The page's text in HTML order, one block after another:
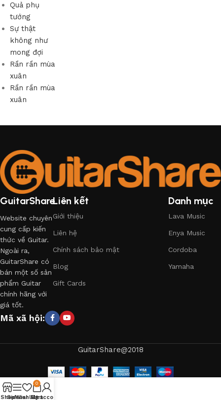
Quả phụ
tướng
Sự thật
không như
mong đợi
Rần rần mùa
xuân
Rần rần mùa
xuân
GuitarShare
Website chuyên
cung cấp kiến
thức về Guitar.
Ngoài ra,
GuitarShare có
bán một số sản
phẩm Guitar
chính hãng với
giá tốt.
Liên kết
Giới thiệu
Liên hệ
Chính sách bảo mật
Blog
Gift Cards
Danh mục
Lava Music
Enya Music
Cordoba
Yamaha
Mã xã hội:
GuitarShare@2018
ShopSidebar
Wishlist
0
Cart
My account